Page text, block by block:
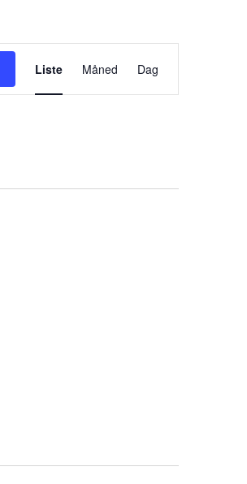
Views
Liste Måned Dag